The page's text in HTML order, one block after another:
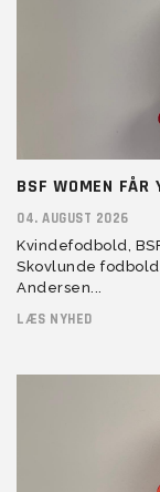
BSF WOMEN FÅR
04. AUGUST 2026
Kvindefodbold,
Skovlunde
Andersen...
LÆS NYHED